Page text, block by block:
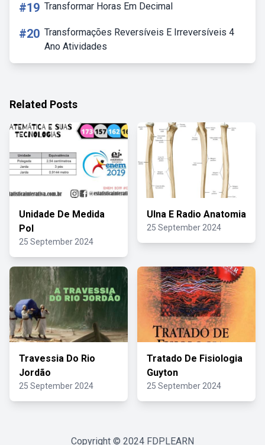
#19 Transformar Horas Em Decimal
#20 Transformações Reversíveis E Irreversíveis 4
Ano Atividades
Related Posts
Unidade De Medida
Pol
25 September 2024
Ulna E Radio Anatomia
25 September 2024
Travessia Do Rio
Jordão
25 September 2024
Tratado De Fisiologia
Guyton
25 September 2024
Copyright © 2024 FDPLEARN